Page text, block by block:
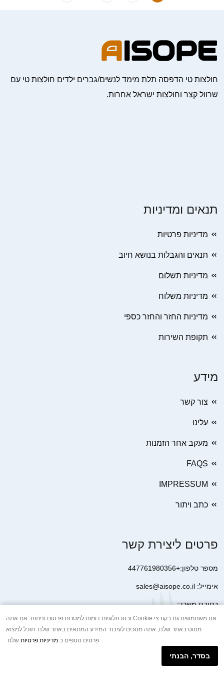
חולצות טי הדפסה תלת מימד לנשים/גברים ילדים חולצות טי עם
שרוול קצר וחולצות ישראל אחרות.
תנאים ומדיניות
מדיניות פרטיות
תנאים והגבלות בנושא חיוב
מדיניות תשלום
מדיניות משלוח
מדיניות החזר והחזר כספי
תקופת השירות
מידע
צור קשר
עלינו
מעקב אחר הזמנות
FAQS
IMPRESSUM
כתב ויתור
פרטים ליצירת קשר
מספר טלפון:+447761980356
אימייל: sales@aisope.co.il
כתובת משרד:
41 Devonshire Street Ground Floor Office 1 London W1G 7AJ
United Kingdom
+44 7410 2065017
הודעת וואטסאפ באינטרנט
אנו משתמשים גם בקובצי Cookie ובטכנולוגיות דומות למטרות פרסום וניתוח. אם אתה
מנווט באתר שלנו, אתה מסכים לעיבוד המידע המתאים באתר שלנו. תוכל למצוא
פרטים נוספים ב מדיניות פרטיות שלנו.
בסדר, הבנתי